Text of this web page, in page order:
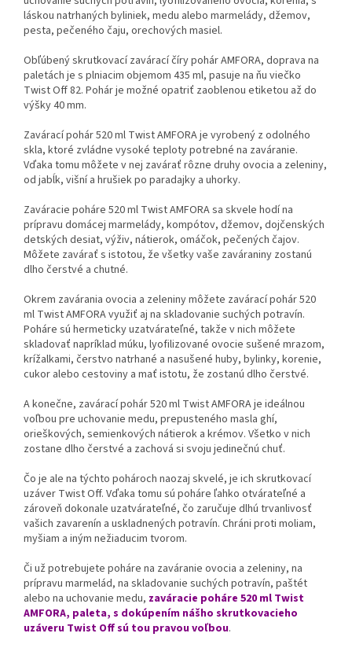
naň dopravu ZADARMO!
naňdopravu ZADARMO!
láskou natrhaných byliniek, medu alebo marmelády, džemov,
pesta, pečeného čaju, orechových masiel.
Obľúbený skrutkovací zavárací číry pohár AMFORA, doprava na
paletách je s plniacim objemom 435 ml, pasuje na ňu viečko
Twist Off 82. Pohár je možné opatriť zaoblenou etiketou až do
výšky 40 mm.
Zavárací pohár 520 ml Twist AMFORA je vyrobený z odolného
skla, ktoré zvládne vysoké teploty potrebné na zaváranie.
Vďaka tomu môžete v nej zavárať rôzne druhy ovocia a zeleniny,
od jabĺk, višní a hrušiek po paradajky a uhorky.
Zaváracie poháre 520 ml Twist AMFORA sa skvele hodí na
prípravu domácej marmelády, kompótov, džemov, dojčenských
detských desiat, výživ, nátierok, omáčok, pečených čajov.
Môžete zavárať s istotou, že všetky vaše zaváraniny zostanú
dlho čerstvé a chutné.
Okrem zavárania ovocia a zeleniny môžete zavárací pohár 520
ml Twist AMFORA využiť aj na skladovanie suchých potravín.
Poháre sú hermeticky uzatvárateľné, takže v nich môžete
skladovať napríklad múku, lyofilizované ovocie sušené mrazom,
krížalkami, čerstvo natrhané a nasušené huby, bylinky, korenie,
cukor alebo cestoviny a mať istotu, že zostanú dlho čerstvé.
A konečne, zavárací pohár 520 ml Twist AMFORA je ideálnou
voľbou pre uchovanie medu, prepusteného masla ghí,
orieškových, semienkových nátierok a krémov. Všetko v nich
zostane dlho čerstvé a zachová si svoju jedinečnú chuť.
Čo je ale na týchto pohároch naozaj skvelé, je ich skrutkovací
uzáver Twist Off. Vďaka tomu sú poháre ľahko otvárateľné a
zároveň dokonale uzatvárateľné, čo zaručuje dlhú trvanlivosť
vašich zavarenín a uskladnených potravín. Chráni proti moliam,
myšiam a iným nežiaducim tvorom.
Či už potrebujete poháre na zaváranie ovocia a zeleniny, na
prípravu marmelád, na skladovanie suchých potravín, paštét
alebo na uchovanie medu, zaváracie poháre 520 ml Twist
AMFORA, paleta, s dokúpením nášho skrutkovacieho
uzáveru Twist Off sú tou pravou voľbou.